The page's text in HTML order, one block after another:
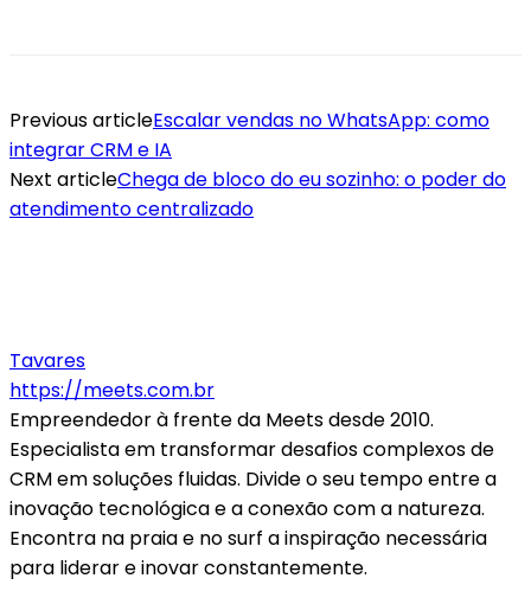
Previous articleEscalar vendas no WhatsApp: como
integrar CRM e IA
Next articleChega de bloco do eu sozinho: o poder do
atendimento centralizado
Tavares
https://meets.com.br
Empreendedor à frente da Meets desde 2010.
Especialista em transformar desafios complexos de
CRM em soluções fluidas. Divide o seu tempo entre a
inovação tecnológica e a conexão com a natureza.
Encontra na praia e no surf a inspiração necessária
para liderar e inovar constantemente.